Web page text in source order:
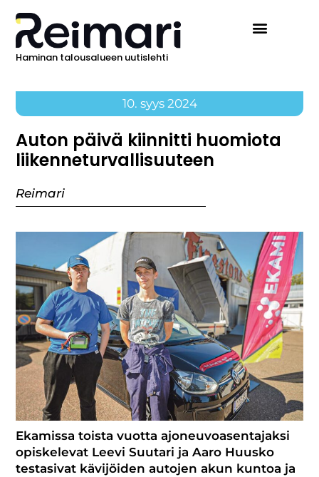
Haminan talousalueen uutislehti
10. syys 2024
Auton päivä kiinnitti huomiota
liikenneturvallisuuteen
Reimari
Ekamissa toista vuotta ajoneuvoasentajaksi
opiskelevat Leevi Suutari ja Aaro Huusko
testasivat kävijöiden autojen akun kuntoa ja